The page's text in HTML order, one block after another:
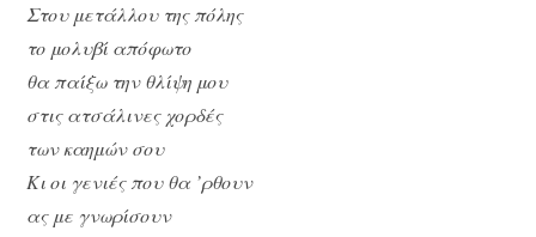
Στου μετάλλου της πόλης
το μολυβί απόφωτο
θα παίξω την θλίψη μου
στις ατσάλινες χορδές
των καημών σου
Κι οι γενιές που θα ’ρθουν
ας με γνωρίσουν